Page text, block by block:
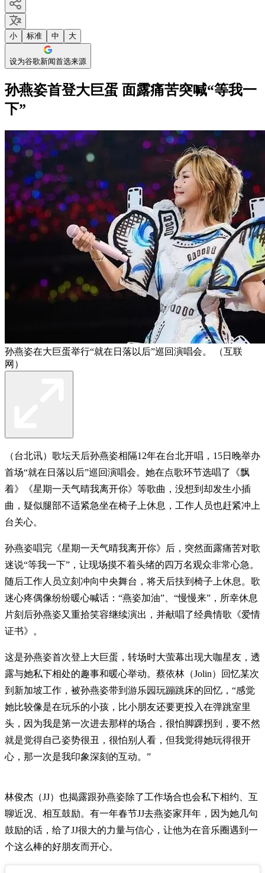
小 标准 中 大
设为谷歌新闻首选来源
孙燕姿首登大巨蛋 面露痛苦突喊“等我一
下”
孙燕姿在大巨蛋举行“就在日落以后”巡回演唱会。 （互联
网）
（台北讯）歌坛天后孙燕姿相隔12年在台北开唱，15日晚举办
首场“就在日落以后”巡回演唱会。她在点歌环节选唱了《飘
着》《星期一天气晴我离开你》等歌曲，没想到却发生小插
曲，疑似腿部不适紧急坐在椅子上休息，工作人员也赶紧冲上
台关心。
孙燕姿唱完《星期一天气晴我离开你》后，突然面露痛苦对歌
迷说“等我一下”，让现场摸不着头绪的四万名观众非常心急。
随后工作人员立刻冲向中央舞台，将天后扶到椅子上休息。歌
迷心疼偶像纷纷暖心喊话：“燕姿加油”、“慢慢来”，所幸休息
片刻后孙燕姿又重拾笑容继续演出，并献唱了经典情歌《爱情
证书》。
这是孙燕姿首次登上大巨蛋，转场时大萤幕出现大咖星友，透
露与她私下相处的趣事和暖心举动。蔡依林（Jolin）回忆某次
到新加坡工作，被孙燕姿带到游乐园玩蹦跳床的回忆，“感觉
她比较像是在玩乐的小孩，比小朋友还要更投入在弹跳室里
头，因为我是第一次进去那样的场合，很怕脚踝拐到，要不然
就是觉得自己姿势很丑，很怕别人看，但我觉得她玩得很开
心，那一次是我印象深刻的互动。”
林俊杰（JJ）也揭露跟孙燕姿除了工作场合也会私下相约、互
聊近况、相互鼓励。有一年春节JJ去燕姿家拜年，因为她几句
鼓励的话，给了JJ很大的力量与信心，让他为在音乐圈遇到一
个这么棒的好朋友而开心。